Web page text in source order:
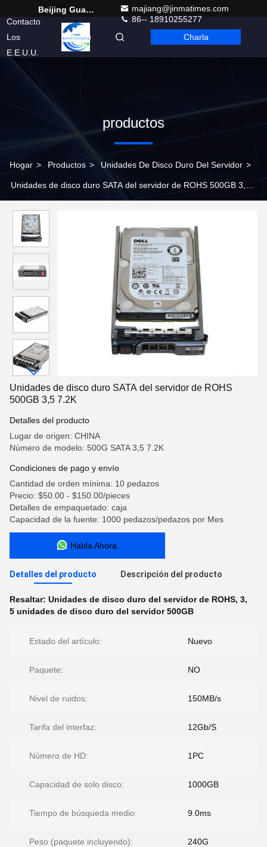
Beijing Guangtian Runze Technology Co., Ltd.
majiang@jinmatimes.com
86-- 18910255277
Contacto
Los
E.E.U.U.
Spanish Charla
productos
Hogar > Productos > Unidades De Disco Duro Del Servidor >
Unidades de disco duro SATA del servidor de ROHS 500GB 3,5
Unidades de disco duro SATA del servidor de ROHS
500GB 3,5 7.2K
Detalles del producto
Lugar de origen: CHINA
Número de modelo: 500G SATA 3,5 7.2K
Condiciones de pago y envío
Cantidad de orden mínima: 10 pedazos
Precio: $50.00 - $150.00/pieces
Detalles de empaquetado: caja
Capacidad de la fuente: 1000 pedazos/pedazos por Mes
Habla Ahora.
Detalles del producto Descripción del producto
Resaltar: Unidades de disco duro del servidor de ROHS, 3,
5 unidades de disco duro del servidor 500GB
Estado del artículo: Nuevo
Paquete: NO
Nivel de ruidos: 150MB/s
Tarifa del interfaz: 12Gb/S
Número de HD: 1PC
Capacidad de solo disco: 1000GB
Tiempo de búsqueda medio: 9.0ms
Peso (paquete incluyendo): 240G